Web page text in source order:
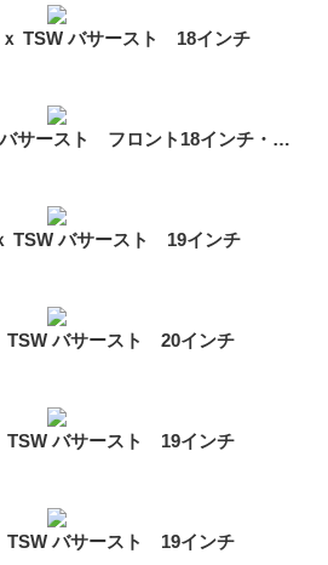
TSW バサースト 18インチ
アキュラ NSX ｘ TSW バサースト フロント18インチ・リア19インチ
TSW バサースト 19インチ
TSW バサースト 20インチ
TSW バサースト 19インチ
TSW バサースト 19インチ